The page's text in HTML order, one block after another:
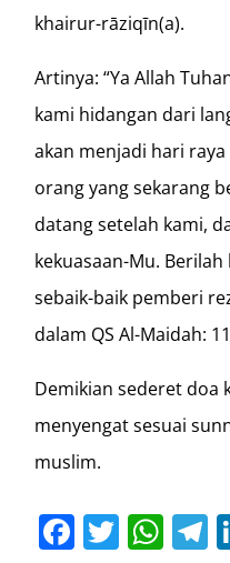
khairur-rāziqīn(a).
Artinya: “Ya Allah
kami hidangan dari
akan menjadi hari
orang yang sekarang
datang setelah kami,
kekuasaan-Mu.
sebaik-baik pemberi
dalam QS Al-Maidah:
Demikian sederet doa
menyengat sesuai
muslim.